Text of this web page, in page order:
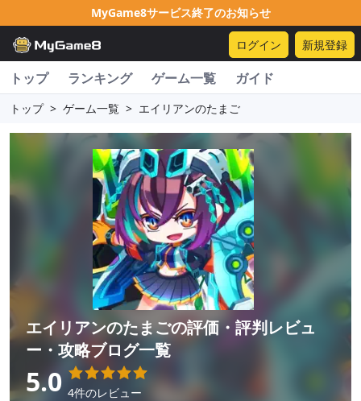
MyGame8サービス終了のお知らせ
ログイン 新規登録
トップ ランキング ゲーム一覧 ガイド
トップ > ゲーム一覧 > エイリアンのたまご
エイリアンのたまごの評価・評判レビュ
ー・攻略ブログ一覧
5.0 4件のレビュー